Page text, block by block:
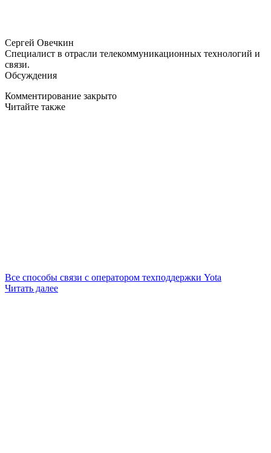
Сергей Овечкин
Специалист в отрасли телекоммуникационных технологий и
связи.
Обсуждения
Комментирование закрыто
Читайте также
Все способы связи с оператором техподдержки Yota
Читать далее